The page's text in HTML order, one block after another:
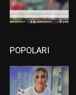
POPOLARI